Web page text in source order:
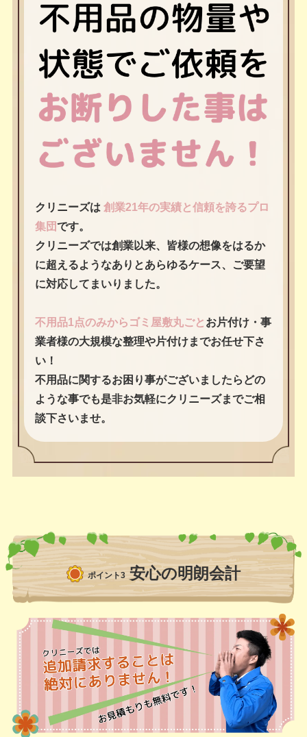
クリニーズは 創業21年の実績と信頼を誇るプロ
集団です。
クリニーズでは創業以来、皆様の想像をはるか
に超えるようなありとあらゆるケース、ご要望
に対応してまいりました。
不用品1点のみからゴミ屋敷丸ごと お片付け・事
業者様の大規模な整理や片付けまでお任せ下さ
い！
不用品に関するお困り事がございましたらどの
ような事でも是非お気軽にクリニーズまでご相
談下さいませ。
ポイント3 安心の明朗会計